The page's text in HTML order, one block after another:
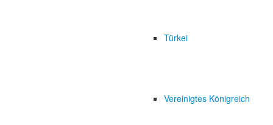
Türkei
Vereinigtes Königreich